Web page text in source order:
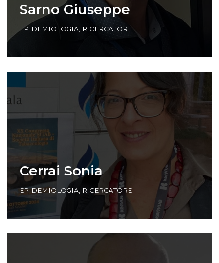
Sarno Giuseppe
EPIDEMIOLOGIA, RICERCATORE
Cerrai Sonia
EPIDEMIOLOGIA, RICERCATORE